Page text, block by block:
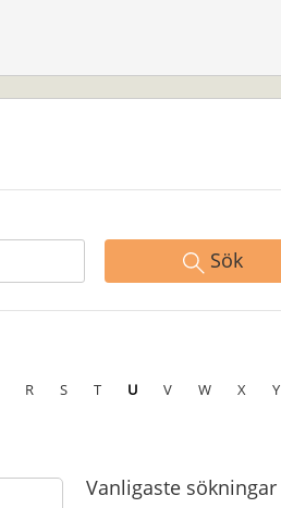
Sök
R S T U V W X Y
Vanligaste sökningar